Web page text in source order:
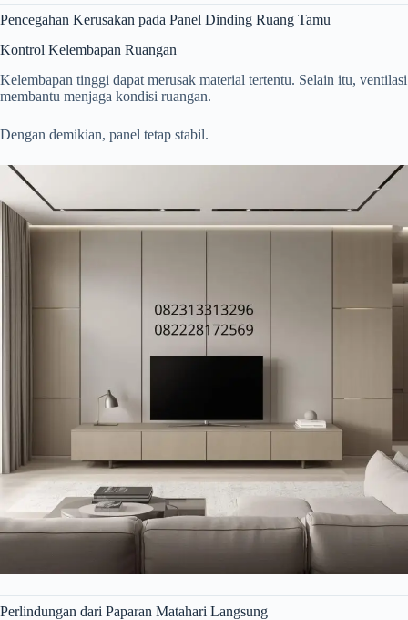
Pencegahan Kerusakan pada Panel Dinding Ruang Tamu
Kontrol Kelembapan Ruangan
Kelembapan tinggi dapat merusak material tertentu. Selain itu, ventilasi
membantu menjaga kondisi ruangan.
Dengan demikian, panel tetap stabil.
Perlindungan dari Paparan Matahari Langsung